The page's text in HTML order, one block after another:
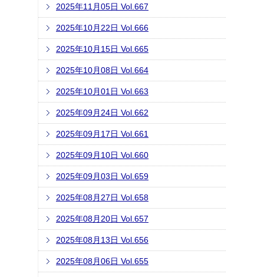
2025年11月05日 Vol.667
2025年10月22日 Vol.666
2025年10月15日 Vol.665
2025年10月08日 Vol.664
2025年10月01日 Vol.663
2025年09月24日 Vol.662
2025年09月17日 Vol.661
2025年09月10日 Vol.660
2025年09月03日 Vol.659
2025年08月27日 Vol.658
2025年08月20日 Vol.657
2025年08月13日 Vol.656
2025年08月06日 Vol.655